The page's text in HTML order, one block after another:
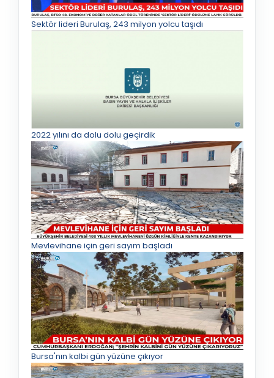
Sektör lideri Burulaş, 243 milyon yolcu taşıdı
2022 yılını da dolu dolu geçirdik
Mevlevihane için geri sayım başladı
Bursa'nın kalbi gün yüzüne çıkıyor